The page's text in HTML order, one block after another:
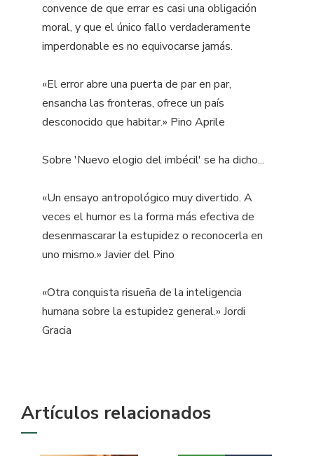
convence de que errar es casi una obligación
moral, y que el único fallo verdaderamente
imperdonable es no equivocarse jamás.
«El error abre una puerta de par en par,
ensancha las fronteras, ofrece un país
desconocido que habitar.» Pino Aprile
Sobre 'Nuevo elogio del imbécil' se ha dicho...
«Un ensayo antropológico muy divertido. A
veces el humor es la forma más efectiva de
desenmascarar la estupidez o reconocerla en
uno mismo.» Javier del Pino
«Otra conquista risueña de la inteligencia
humana sobre la estupidez general.» Jordi
Gracia
Artículos relacionados